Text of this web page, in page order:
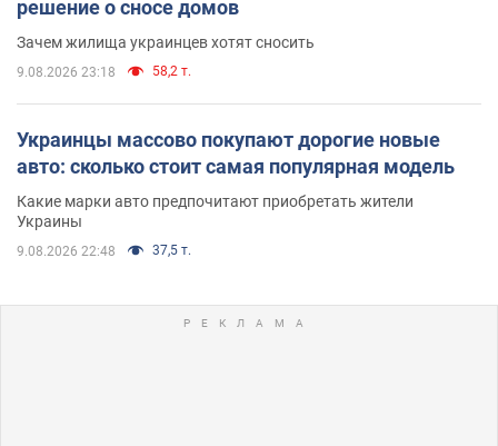
решение о сносе домов
Зачем жилища украинцев хотят сносить
9.08.2026 23:18 58,2 т.
Украинцы массово покупают дорогие новые
авто: сколько стоит самая популярная модель
Какие марки авто предпочитают приобретать жители
Украины
9.08.2026 22:48 37,5 т.